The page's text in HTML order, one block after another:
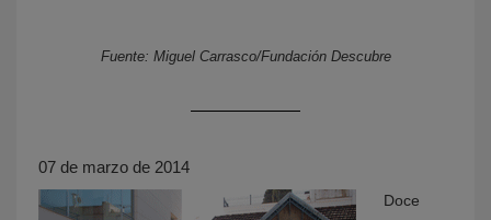
Fuente: Miguel Carrasco/Fundación Descubre
07 de marzo de 2014
Doce